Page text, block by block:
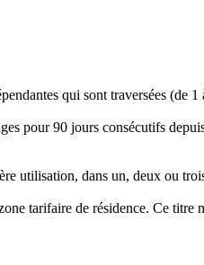
qui sont traversées (de 1
pour 90 jours consécutifs
utilisation, dans un, deux ou
tarifaire de résidence. Ce titre